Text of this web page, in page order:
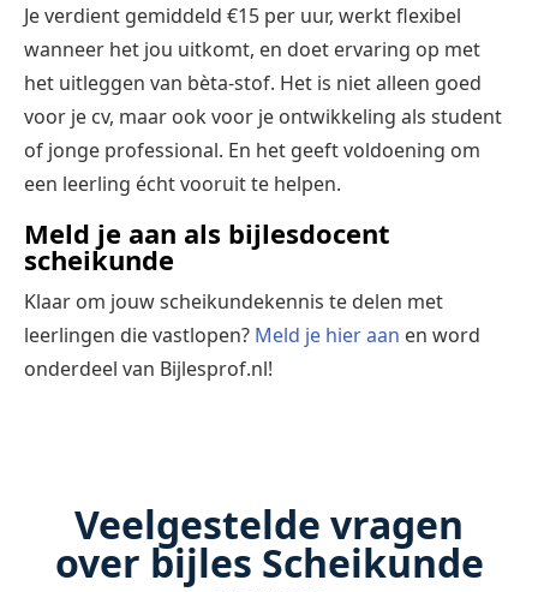
Je verdient gemiddeld €15 per uur, werkt flexibel
wanneer het jou uitkomt, en doet ervaring op met
het uitleggen van bèta-stof. Het is niet alleen goed
voor je cv, maar ook voor je ontwikkeling als student
of jonge professional. En het geeft voldoening om
een leerling écht vooruit te helpen.
Meld je aan als bijlesdocent
scheikunde
Klaar om jouw scheikundekennis te delen met
leerlingen die vastlopen? Meld je hier aan en word
onderdeel van Bijlesprof.nl!
Veelgestelde vragen
over bijles Scheikunde